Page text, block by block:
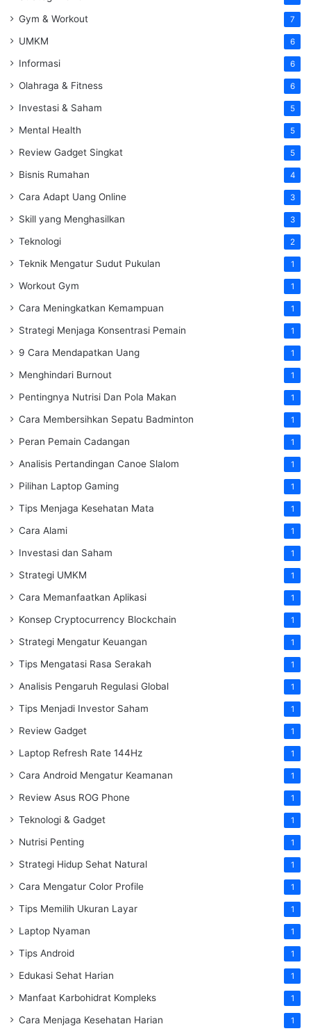
Gym & Workout 7
UMKM 6
Informasi 6
Olahraga & Fitness 6
Investasi & Saham 5
Mental Health 5
Review Gadget Singkat 5
Bisnis Rumahan 4
Cara Adapt Uang Online 3
Skill yang Menghasilkan 3
Teknologi 2
Teknik Mengatur Sudut Pukulan 1
Workout Gym 1
Cara Meningkatkan Kemampuan 1
Strategi Menjaga Konsentrasi Pemain 1
9 Cara Mendapatkan Uang 1
Menghindari Burnout 1
Pentingnya Nutrisi Dan Pola Makan 1
Cara Membersihkan Sepatu Badminton 1
Peran Pemain Cadangan 1
Analisis Pertandingan Canoe Slalom 1
Pilihan Laptop Gaming 1
Tips Menjaga Kesehatan Mata 1
Cara Alami 1
Investasi dan Saham 1
Strategi UMKM 1
Cara Memanfaatkan Aplikasi 1
Konsep Cryptocurrency Blockchain 1
Strategi Mengatur Keuangan 1
Tips Mengatasi Rasa Serakah 1
Analisis Pengaruh Regulasi Global 1
Tips Menjadi Investor Saham 1
Review Gadget 1
Laptop Refresh Rate 144Hz 1
Cara Android Mengatur Keamanan 1
Review Asus ROG Phone 1
Teknologi & Gadget 1
Nutrisi Penting 1
Strategi Hidup Sehat Natural 1
Cara Mengatur Color Profile 1
Tips Memilih Ukuran Layar 1
Laptop Nyaman 1
Tips Android 1
Edukasi Sehat Harian 1
Manfaat Karbohidrat Kompleks 1
Cara Menjaga Kesehatan Harian 1